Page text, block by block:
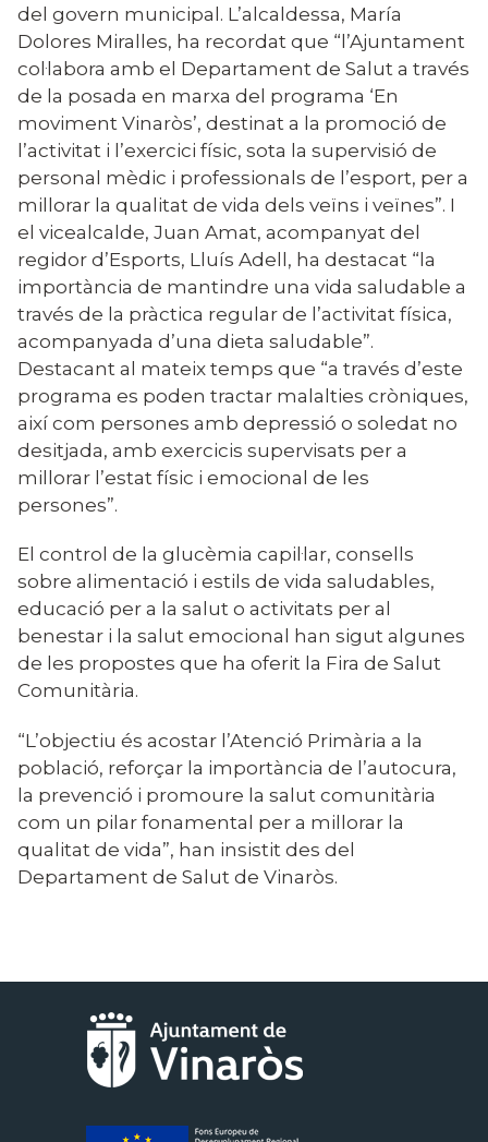
del govern municipal. L’alcaldessa, María
Dolores Miralles, ha recordat que “l’Ajuntament
col·labora amb el Departament de Salut a través
de la posada en marxa del programa ‘En
moviment Vinaròs’, destinat a la promoció de
l’activitat i l’exercici físic, sota la supervisió de
personal mèdic i professionals de l’esport, per a
millorar la qualitat de vida dels veïns i veïnes”. I
el vicealcalde, Juan Amat, acompanyat del
regidor d’Esports, Lluís Adell, ha destacat “la
importància de mantindre una vida saludable a
través de la pràctica regular de l’activitat física,
acompanyada d’una dieta saludable”.
Destacant al mateix temps que “a través d’este
programa es poden tractar malalties cròniques,
així com persones amb depressió o soledat no
desitjada, amb exercicis supervisats per a
millorar l’estat físic i emocional de les
persones”.
El control de la glucèmia capil·lar, consells
sobre alimentació i estils de vida saludables,
educació per a la salut o activitats per al
benestar i la salut emocional han sigut algunes
de les propostes que ha oferit la Fira de Salut
Comunitària.
“L’objectiu és acostar l’Atenció Primària a la
població, reforçar la importància de l’autocura,
la prevenció i promoure la salut comunitària
com un pilar fonamental per a millorar la
qualitat de vida”, han insistit des del
Departament de Salut de Vinaròs.